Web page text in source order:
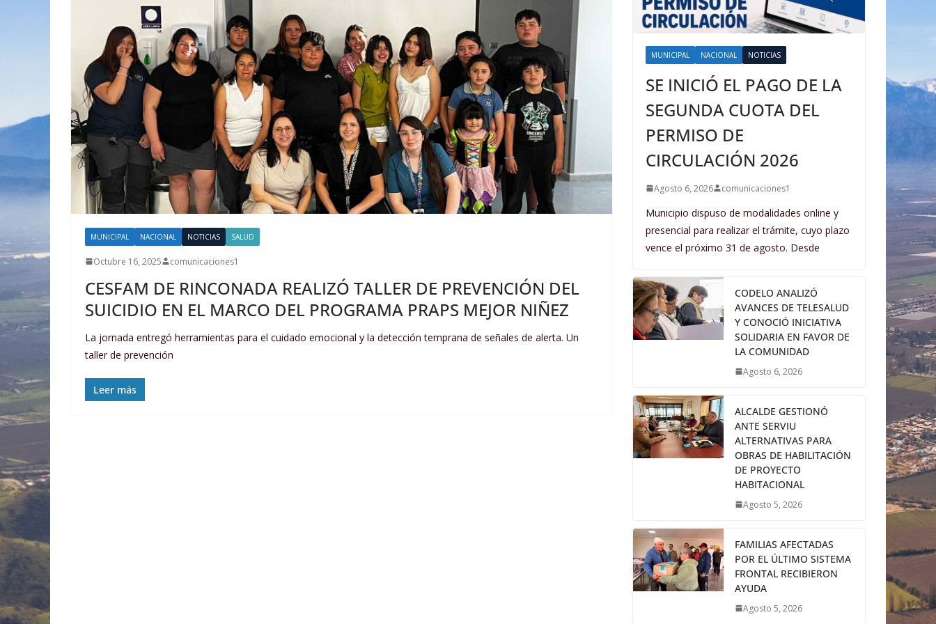
MUNICIPAL NACIONAL NOTICIAS SALUD
Octubre 16, 2025 comunicaciones1
CESFAM DE RINCONADA REALIZÓ TALLER DE PREVENCIÓN DEL
SUICIDIO EN EL MARCO DEL PROGRAMA PRAPS MEJOR NIÑEZ
La jornada entregó herramientas para el cuidado emocional y la detección temprana de señales de alerta. Un
taller de prevención
Leer más
MUNICIPAL NACIONAL NOTICIAS
SE INICIÓ EL PAGO DE LA
SEGUNDA CUOTA DEL
PERMISO DE
CIRCULACIÓN 2026
Agosto 6, 2026 comunicaciones1
Municipio dispuso de modalidades online y
presencial para realizar el trámite, cuyo plazo
vence el próximo 31 de agosto. Desde
CODELO ANALIZÓ
AVANCES DE TELESALUD
Y CONOCIÓ INICIATIVA
SOLIDARIA EN FAVOR DE
LA COMUNIDAD
Agosto 6, 2026
ALCALDE GESTIONÓ
ANTE SERVIU
ALTERNATIVAS PARA
OBRAS DE HABILITACIÓN
DE PROYECTO
HABITACIONAL
Agosto 5, 2026
FAMILIAS AFECTADAS
POR EL ÚLTIMO SISTEMA
FRONTAL RECIBIERON
AYUDA
Agosto 5, 2026